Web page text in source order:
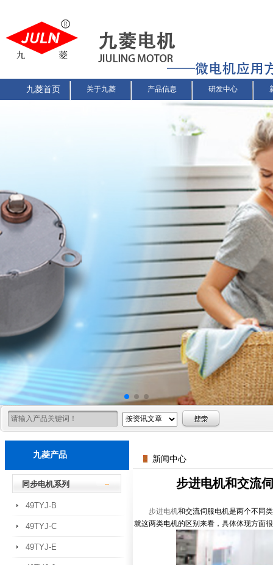
九菱首页 关于九菱 产品信息 研发中心
九菱产品
同步电机系列
49TYJ-B
49TYJ-C
49TYJ-E
新闻中心
步进电机和交流
步进电机和交流伺服电机是两个不同
就这两类电机的区别来看，具体体现方面